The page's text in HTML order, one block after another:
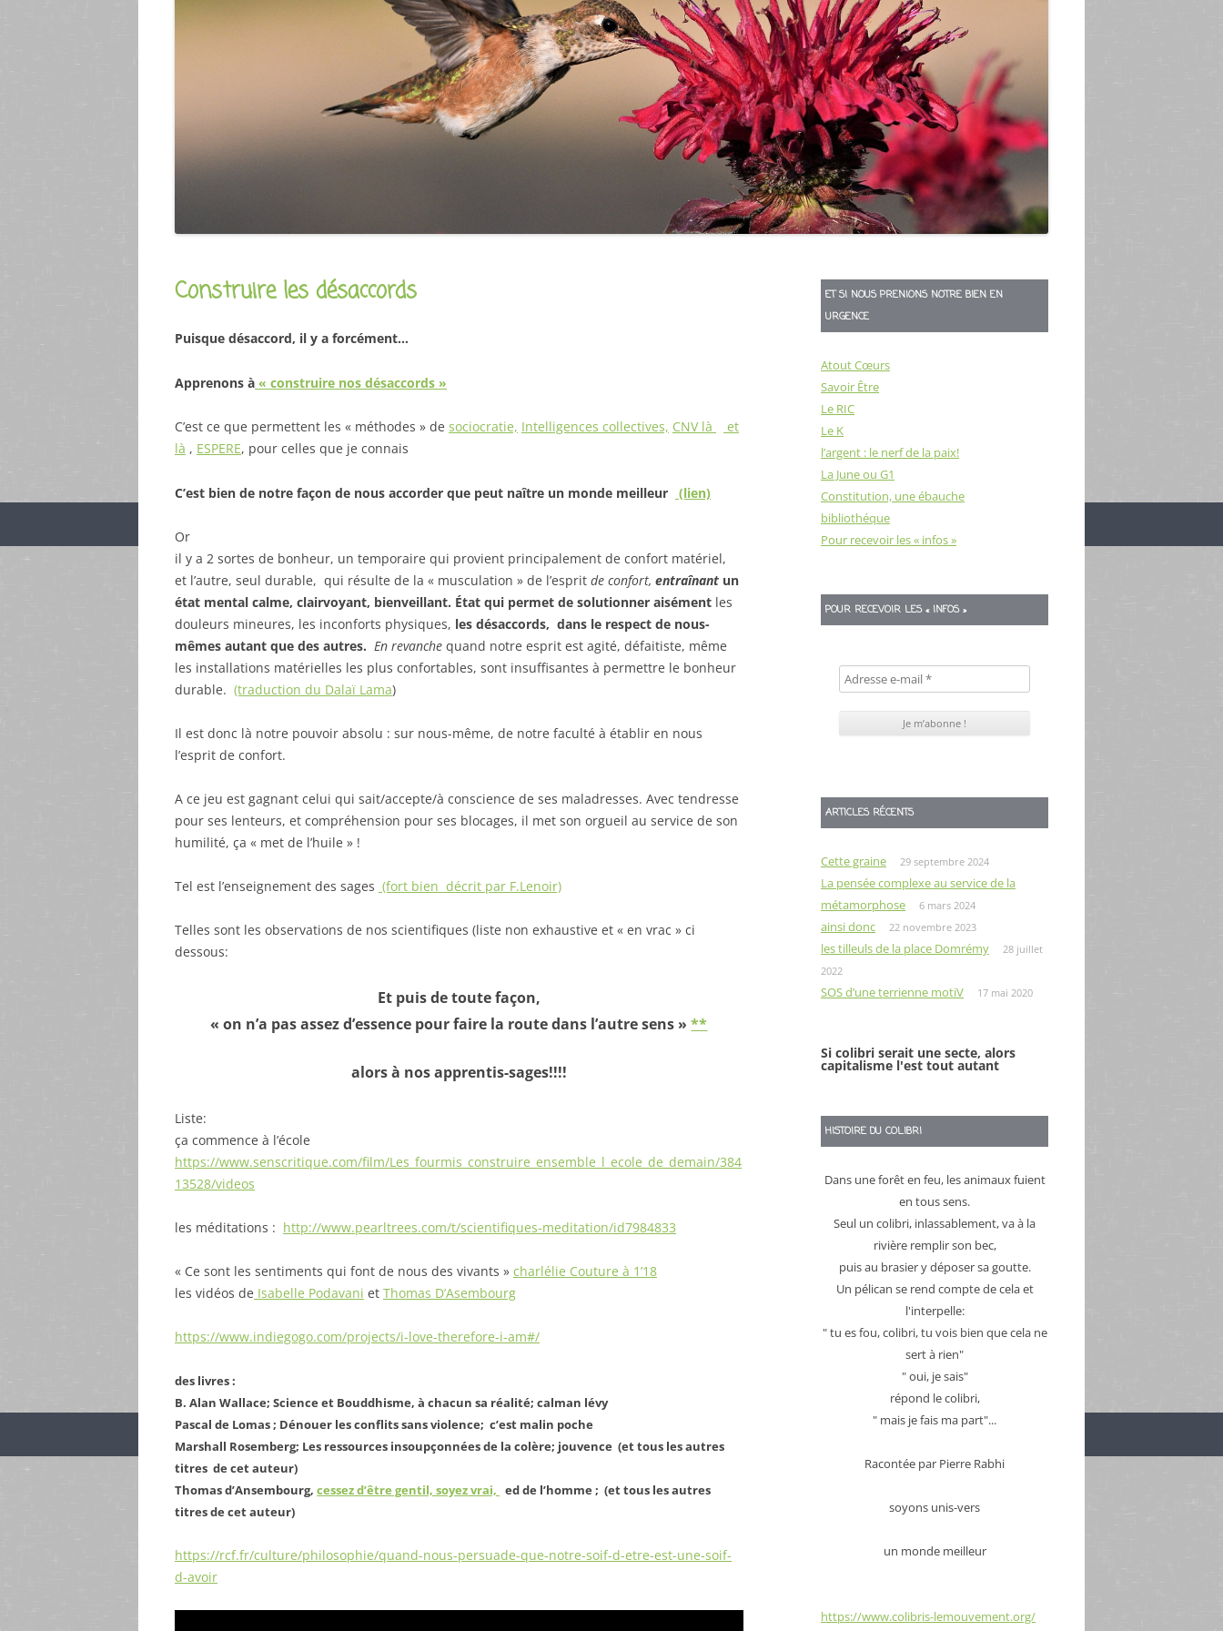
Construire les désaccords
Puisque désaccord, il y a forcément…
Apprenons à « construire nos désaccords »
C’est ce que permettent les « méthodes » de sociocratie, Intelligences collectives, CNV là
et
là , ESPERE, pour celles que je connais
C’est bien de notre façon de nous accorder que peut naître un monde meilleur (lien)
Or
il y a 2 sortes de bonheur, un temporaire qui provient principalement de confort matériel,
et l’autre, seul durable, qui résulte de la « musculation » de l’esprit de confort, entraînant un
état mental calme, clairvoyant, bienveillant. État qui permet de solutionner aisément les
douleurs mineures, les inconforts physiques, les désaccords, dans le respect de nous-
mêmes autant que des autres. En revanche quand notre esprit est agité, défaitiste, même
les installations matérielles les plus confortables, sont insuffisantes à permettre le bonheur
durable. (traduction du Dalaï Lama)
Il est donc là notre pouvoir absolu : sur nous-même, de notre faculté à établir en nous
l’esprit de confort.
A ce jeu est gagnant celui qui sait/accepte/à conscience de ses maladresses. Avec tendresse
pour ses lenteurs, et compréhension pour ses blocages, il met son orgueil au service de son
humilité, ça « met de l’huile » !
Tel est l’enseignement des sages (fort bien décrit par F.Lenoir)
Telles sont les observations de nos scientifiques (liste non exhaustive et « en vrac » ci
dessous:
Et puis de toute façon,
« on n’a pas assez d’essence pour faire la route dans l’autre sens »**
alors à nos apprentis-sages!!!!
Liste:
ça commence à l’école
https://www.senscritique.com/film/Les_fourmis_construire_ensemble_l_ecole_de_demain/384
13528/videos
les méditations : http://www.pearltrees.com/t/scientifiques-meditation/id7984833
« Ce sont les sentiments qui font de nous des vivants » charlélie Couture à 1’18
les vidéos de Isabelle Podavani et Thomas D’Asembourg
https://www.indiegogo.com/projects/i-love-therefore-i-am#/
des livres :
B. Alan Wallace; Science et Bouddhisme, à chacun sa réalité; calman lévy
Pascal de Lomas ; Dénouer les conflits sans violence; c’est malin poche
Marshall Rosemberg; Les ressources insoupçonnées de la colère; jouvence (et tous les autres
titres de cet auteur)
Thomas d’Ansembourg, cessez d’être gentil, soyez vrai, ed de l’homme ; (et tous les autres
titres de cet auteur)
https://rcf.fr/culture/philosophie/quand-nous-persuade-que-notre-soif-d-etre-est-une-soif-
d-avoir
ET SI NOUS PRENIONS NOTRE BIEN EN
URGENCE
Atout Cœurs
Savoir Être
Le RIC
Le K
l’argent : le nerf de la paix!
La June ou G1
Constitution, une ébauche
bibliothéque
Pour recevoir les « infos »
POUR RECEVOIR LES « INFOS »
ARTICLES RÉCENTS
Cette graine 29 septembre 2024
La pensée complexe au service de la
métamorphose
6 mars 2024
ainsi donc 22 novembre 2023
les tilleuls de la place Domrémy
28 juillet
2022
SOS d’une terrienne motiV 17 mai 2020
Si colibri serait une secte, alors
capitalisme l'est tout autant
HISTOIRE DU COLIBRI
Dans une forêt en feu, les animaux fuient
en tous sens.
Seul un colibri, inlassablement, va à la
rivière remplir son bec,
puis au brasier y déposer sa goutte.
Un pélican se rend compte de cela et
l'interpelle:
" tu es fou, colibri, tu vois bien que cela ne
sert à rien"
" oui, je sais"
répond le colibri,
" mais je fais ma part"...
Racontée par Pierre Rabhi
soyons unis-vers
un monde meilleur
https://www.colibris-lemouvement.org/